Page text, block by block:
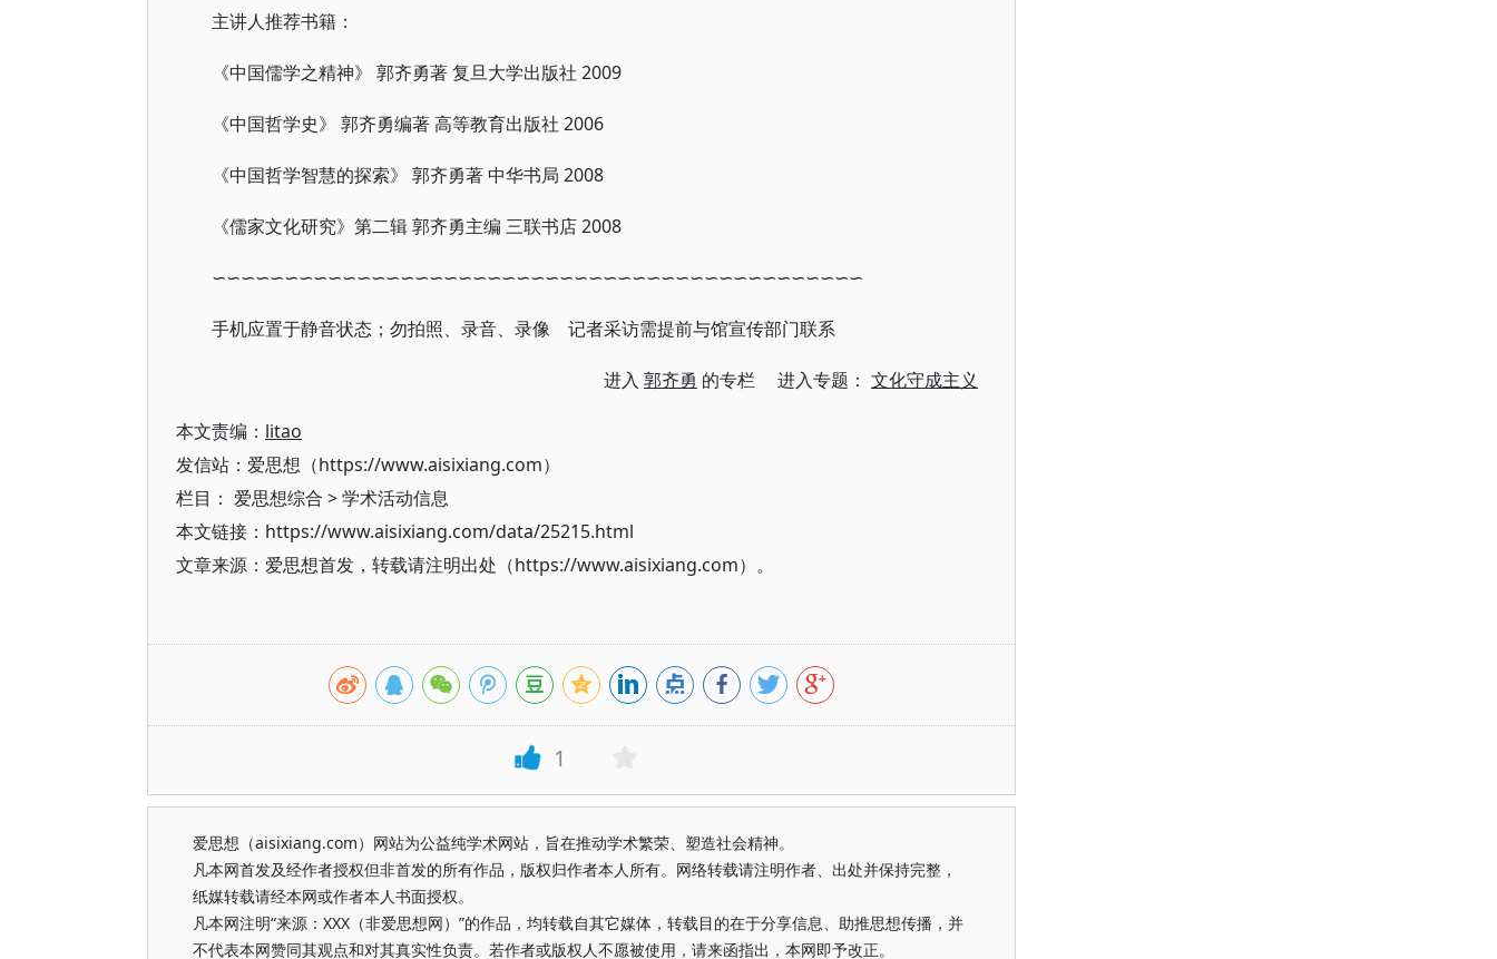
主讲人推荐书籍：
《中国儒学之精神》 郭齐勇著 复旦大学出版社 2009
《中国哲学史》 郭齐勇编著 高等教育出版社 2006
《中国哲学智慧的探索》 郭齐勇著 中华书局 2008
《儒家文化研究》第二辑 郭齐勇主编 三联书店 2008
∽∽∽∽∽∽∽∽∽∽∽∽∽∽∽∽∽∽∽∽∽∽∽∽∽∽∽∽∽∽∽∽∽∽∽∽∽∽∽∽∽∽∽∽∽
手机应置于静音状态；勿拍照、录音、录像 记者采访需提前与馆宣传部门联系
进入 郭齐勇 的专栏 进入专题： 文化守成主义
本文责编： litao
发信站：爱思想（https://www.aisixiang.com）
栏目： 爱思想综合 >学术活动信息
本文链接：https://www.aisixiang.com/data/25215.html
文章来源：爱思想首发，转载请注明出处（https://www.aisixiang.com）。
1
爱思想（aisixiang.com）网站为公益纯学术网站，旨在推动学术繁荣、塑造社会精神。
凡本网首发及经作者授权但非首发的所有作品，版权归作者本人所有。网络转载请注明作者、出处并保持完整，
纸媒转载请经本网或作者本人书面授权。
凡本网注明“来源：XXX（非爱思想网）”的作品，均转载自其它媒体，转载目的在于分享信息、助推思想传播，并
不代表本网赞同其观点和对其真实性负责。若作者或版权人不愿被使用，请来函指出，本网即予改正。